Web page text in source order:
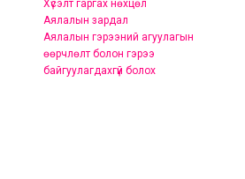
Хүсэлт гаргах нөхцөл
Аялалын зардал
Аялалын гэрээний агуулагын
өөрчлөлт болон гэрээ
байгуулагдахгүй болох